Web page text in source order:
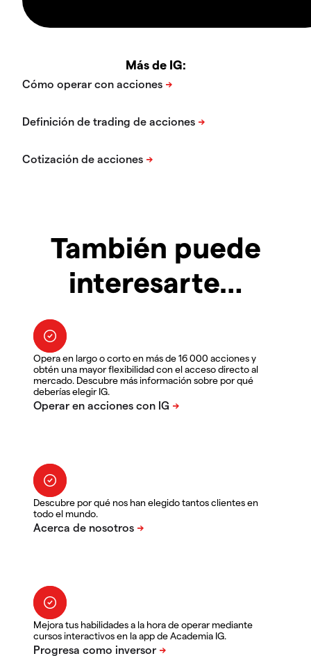
Más de IG:
También puede
interesarte…
Opera en largo o corto en más de 16 000 acciones y
obtén una mayor flexibilidad con el acceso directo al
mercado. Descubre más información sobre por qué
deberías elegir IG.
Descubre por qué nos han elegido tantos clientes en
todo el mundo.
Mejora tus habilidades a la hora de operar mediante
cursos interactivos en la app de Academia IG.